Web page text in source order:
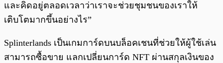
และคิดอยู่ตลอดเวลาว่าเราจะช่วยชุมชนของเราให้
เติบโตมากขึ้นอย่างไร”
Splinterlands เป็นเกมการ์ดบนบล็อคเชนที่ช่วยให้ผู้ใช้เล่น
สามารถซื้อขาย แลกเปลี่ยนการ์ด NFT ผ่านสกุลเงินของ